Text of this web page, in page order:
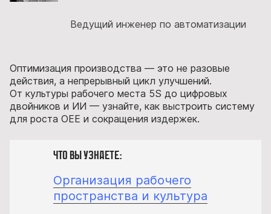
Оптимизация производства — это не разовые
действия, а непрерывный цикл улучшений.
От культуры рабочего места 5S до цифровых
двойников и ИИ — узнайте, как выстроить систему
для роста OEE и сокращения издержек.
Что вы узнаете:
Организация рабочего
пространства и культура
Ведущий инженер по автоматизации